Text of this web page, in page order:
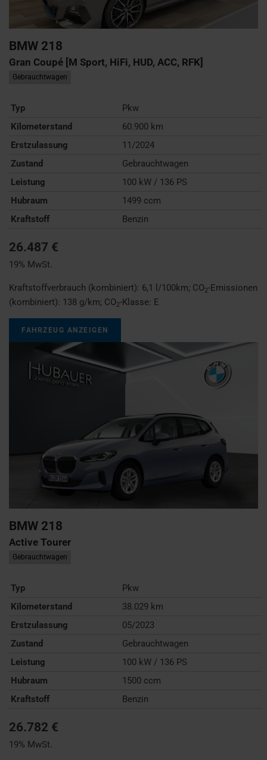
BMW 218
Gran Coupé [M Sport, HiFi, HUD, ACC, RFK]
Gebrauchtwagen
Typ
Pkw
Kilometerstand
60.900 km
Erstzulassung
11/2024
Zustand
Gebrauchtwagen
Leistung
100 kW / 136 PS
Hubraum
1499 ccm
Kraftstoff
Benzin
26.487 €
19% MwSt.
Kraftstoffverbrauch (kombiniert): 6,1 l/100km; CO2-Emissionen
(kombiniert): 138 g/km; CO2-Klasse: E
FAHRZEUG ANZEIGEN
BMW 218
Active Tourer
Gebrauchtwagen
Typ
Pkw
Kilometerstand
38.029 km
Erstzulassung
05/2023
Zustand
Gebrauchtwagen
Leistung
100 kW / 136 PS
Hubraum
1500 ccm
Kraftstoff
Benzin
26.782 €
19% MwSt.